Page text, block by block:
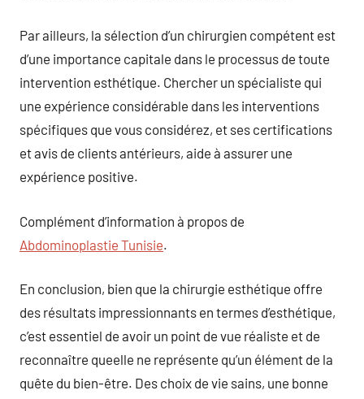
Par ailleurs, la sélection d’un chirurgien compétent est
d’une importance capitale dans le processus de toute
intervention esthétique. Chercher un spécialiste qui
une expérience considérable dans les interventions
spécifiques que vous considérez, et ses certifications
et avis de clients antérieurs, aide à assurer une
expérience positive.
Complément d’information à propos de
Abdominoplastie Tunisie.
En conclusion, bien que la chirurgie esthétique offre
des résultats impressionnants en termes d’esthétique,
c’est essentiel de avoir un point de vue réaliste et de
reconnaître queelle ne représente qu’un élément de la
quête du bien-être. Des choix de vie sains, une bonne